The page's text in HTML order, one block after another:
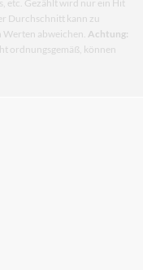
etc. Gezählt wird nur ein Hit
Durchschnitt kann zu
abweichen. Achtung:
ordnungsgemäß, können